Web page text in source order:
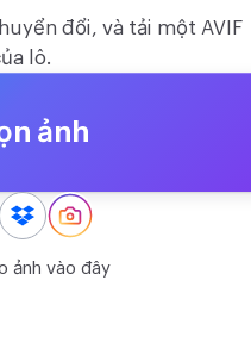
đổi, và tải một AVIF
lô.
ảnh
ảnh vào đây